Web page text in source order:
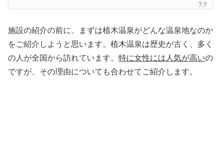
施設の紹介の前に、まずは植木温泉がどんな温泉地なのか
をご紹介しようと思います。植木温泉は歴史が古く、多く
の人が全国から訪れています。 特に女性には人気が高いの
ですが、その理由についても合わせてご紹介します。